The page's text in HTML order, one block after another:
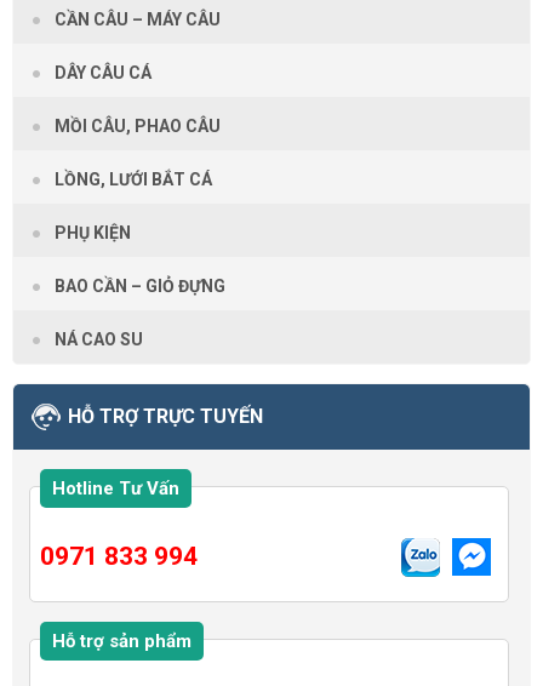
CẦN CÂU – MÁY CÂU
DÂY CÂU CÁ
MỒI CÂU, PHAO CÂU
LỒNG, LƯỚI BẮT CÁ
PHỤ KIỆN
BAO CẦN – GIỎ ĐỰNG
NÁ CAO SU
HỖ TRỢ TRỰC TUYẾN
Hotline Tư Vấn
0971 833 994
Hỗ trợ sản phẩm